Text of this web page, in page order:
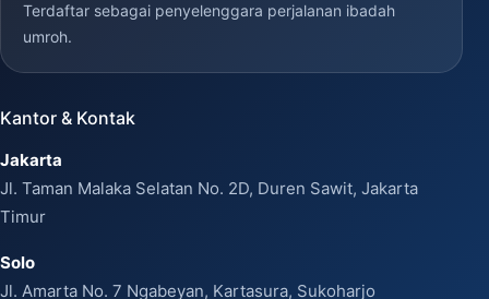
Terdaftar sebagai penyelenggara perjalanan ibadah
umroh.
Kantor & Kontak
Jakarta
Jl. Taman Malaka Selatan No. 2D, Duren Sawit, Jakarta
Timur
Solo
Jl. Amarta No. 7 Ngabeyan, Kartasura, Sukoharjo